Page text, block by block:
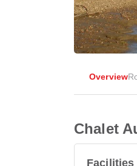
Overview
Chalet
Facilities